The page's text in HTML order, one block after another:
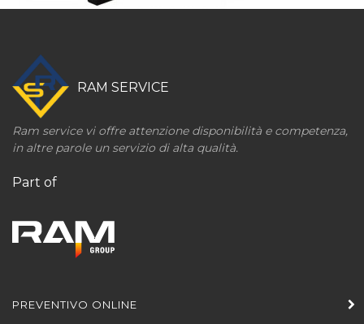
RAM SERVICE
Ram service vi offre attenzione disponibilità e competenza,
in altre parole un servizio di alta qualità.
Part of
PREVENTIVO ONLINE